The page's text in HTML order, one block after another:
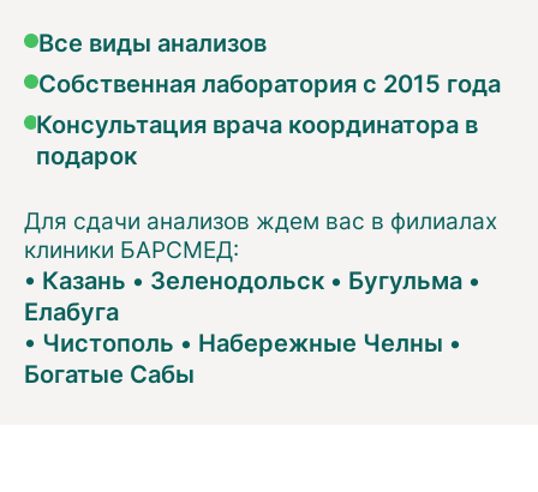
Все виды анализов
Собственная лаборатория с 2015 года
Консультация врача координатора в
подарок
Для сдачи анализов ждем вас в филиалах
клиники БАРСМЕД:
• Казань • Зеленодольск • Бугульма •
Елабуга
• Чистополь • Набережные Челны •
Богатые Сабы